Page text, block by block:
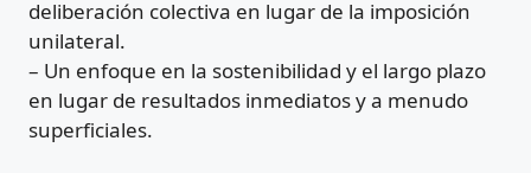
deliberación colectiva en lugar de la imposición
unilateral.
– Un enfoque en la sostenibilidad y el largo plazo
en lugar de resultados inmediatos y a menudo
superficiales.